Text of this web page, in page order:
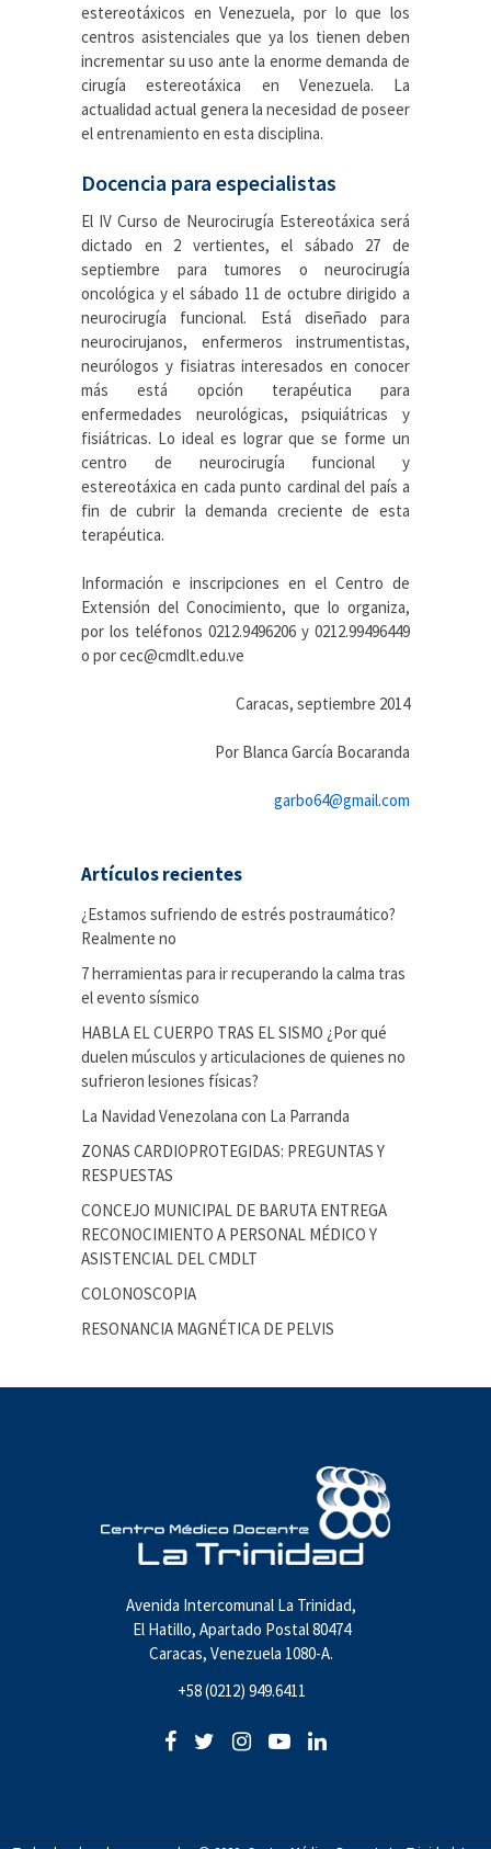
estereotáxicos en Venezuela, por lo que los
centros asistenciales que ya los tienen deben
incrementar su uso ante la enorme demanda de
cirugía estereotáxica en Venezuela. La
actualidad actual genera la necesidad de poseer
el entrenamiento en esta disciplina.
Docencia para especialistas
El IV Curso de Neurocirugía Estereotáxica será
dictado en 2 vertientes, el sábado 27 de
septiembre para tumores o neurocirugía
oncológica y el sábado 11 de octubre dirigido a
neurocirugía funcional. Está diseñado para
neurocirujanos, enfermeros instrumentistas,
neurólogos y fisiatras interesados en conocer
más está opción terapéutica para
enfermedades neurológicas, psiquiátricas y
fisiátricas. Lo ideal es lograr que se forme un
centro de neurocirugía funcional y
estereotáxica en cada punto cardinal del país a
fin de cubrir la demanda creciente de esta
terapéutica.
Información e inscripciones en el Centro de
Extensión del Conocimiento, que lo organiza,
por los teléfonos 0212.9496206 y 0212.99496449
o por cec@cmdlt.edu.ve
Caracas, septiembre 2014
Por Blanca García Bocaranda
garbo64@gmail.com
Artículos recientes
¿Estamos sufriendo de estrés postraumático?
Realmente no
7 herramientas para ir recuperando la calma tras
el evento sísmico
HABLA EL CUERPO TRAS EL SISMO ¿Por qué
duelen músculos y articulaciones de quienes no
sufrieron lesiones físicas?
La Navidad Venezolana con La Parranda
ZONAS CARDIOPROTEGIDAS: PREGUNTAS Y
RESPUESTAS
CONCEJO MUNICIPAL DE BARUTA ENTREGA
RECONOCIMIENTO A PERSONAL MÉDICO Y
ASISTENCIAL DEL CMDLT
COLONOSCOPIA
RESONANCIA MAGNÉTICA DE PELVIS
Avenida Intercomunal La Trinidad,
El Hatillo, Apartado Postal 80474
Caracas, Venezuela 1080-A.
+58 (0212) 949.6411